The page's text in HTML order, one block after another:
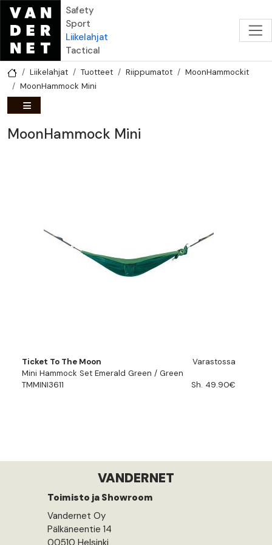
Hyppää pääsisältöön
Safety
Sport
Liikelahjat
Tactical
Liikelahjat Tuotteet Riippumatot
MoonHammockit
MoonHammock Mini
MoonHammock Mini
Ticket To The Moon
Varastossa
Mini Hammock Set Emerald Green / Green
TMMINI3611
Sh. 49.90€
VANDERNET
Toimisto ja Showroom
Vandernet Oy
Pälkäneentie 14